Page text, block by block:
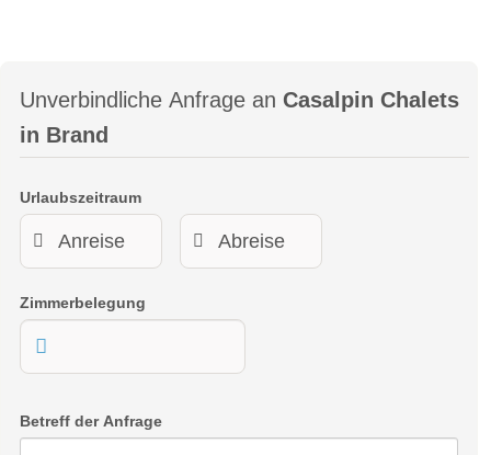
Unverbindliche Anfrage an Casalpin Chalets
in Brand
Urlaubszeitraum
Zimmerbelegung
Betreff der Anfrage